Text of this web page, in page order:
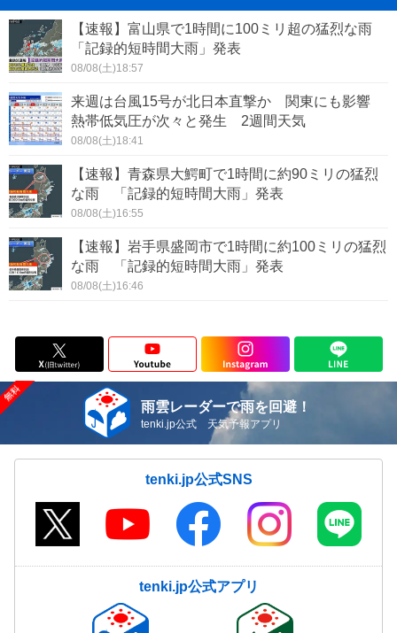
【速報】富山県で1時間に100ミリ超の猛烈な雨
「記録的短時間大雨」発表
08/08(土)18:57
来週は台風15号が北日本直撃か 関東にも影響
熱帯低気圧が次々と発生 2週間天気
08/08(土)18:41
【速報】青森県大鰐町で1時間に約90ミリの猛烈
な雨 「記録的短時間大雨」発表
08/08(土)16:55
【速報】岩手県盛岡市で1時間に約100ミリの猛烈
な雨 「記録的短時間大雨」発表
08/08(土)16:46
雨雲レーダーで雨を回避！
tenki.jp公式 天気予報アプリ
tenki.jp公式SNS
tenki.jp公式アプリ